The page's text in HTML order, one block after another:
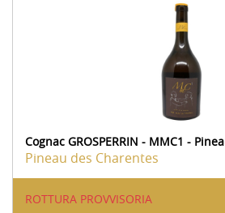
Cognac GROSPERRIN - MMC1 -
Pineau des Charentes
ROTTURA PROVVISORIA